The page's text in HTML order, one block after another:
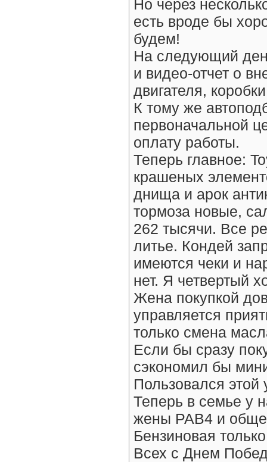
Но через
есть вроде бы
будем!
На следующий
и видео-отчет о
двигателя,
К тому же
первоначальной
оплату работы.
Теперь главное:
крашеных
днища и арок
тормоза новые,
262 тысячи. Все
литье. Кондей
имеются чеки и
нет. Я четвертый
Жена покупкой
управляется
только смена
Если бы сразу
сэкономил бы
Пользовался этой
Теперь в семье у
жены РАВ4 и
Бензиновая
Всех с Днем